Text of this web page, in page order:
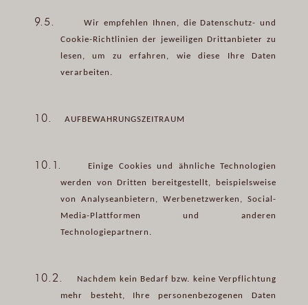
9.5.
Wir empfehlen Ihnen, die Datenschutz- und
Cookie-Richtlinien der jeweiligen Drittanbieter zu
lesen, um zu erfahren, wie diese Ihre Daten
verarbeiten.
10. AUFBEWAHRUNGSZEITRAUM
10.1.
Einige Cookies und ähnliche Technologien
werden von Dritten bereitgestellt, beispielsweise
von Analyseanbietern, Werbenetzwerken, Social-
Media-Plattformen und anderen
Technologiepartnern.
10.2.
Nachdem kein Bedarf bzw. keine Verpflichtung
mehr besteht, Ihre personenbezogenen Daten